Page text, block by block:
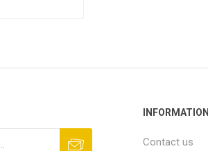
INFORMATION
Contact us